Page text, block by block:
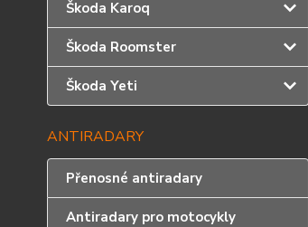
Škoda Karoq
Škoda Roomster
Škoda Yeti
ANTIRADARY
Přenosné antiradary
Antiradary pro motocykly